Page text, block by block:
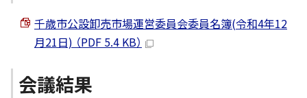
千歳市公設卸売市場運営委員会委員名簿(令和4年12
月21日) （PDF 5.4 KB）
会議結果